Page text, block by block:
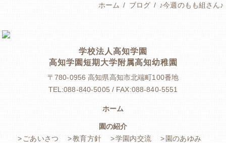
ホーム ブログ ♪今週のもも組さん♪
学校法人高知学園
高知学園短期大学附属高知幼稚園
〒780-0956高知県高知市北端町100番地
TEL:088-840-5005 / FAX:088-840-5551
ホーム
園の紹介
ごあいさつ
教育方針 学園内交流
園のあゆみ